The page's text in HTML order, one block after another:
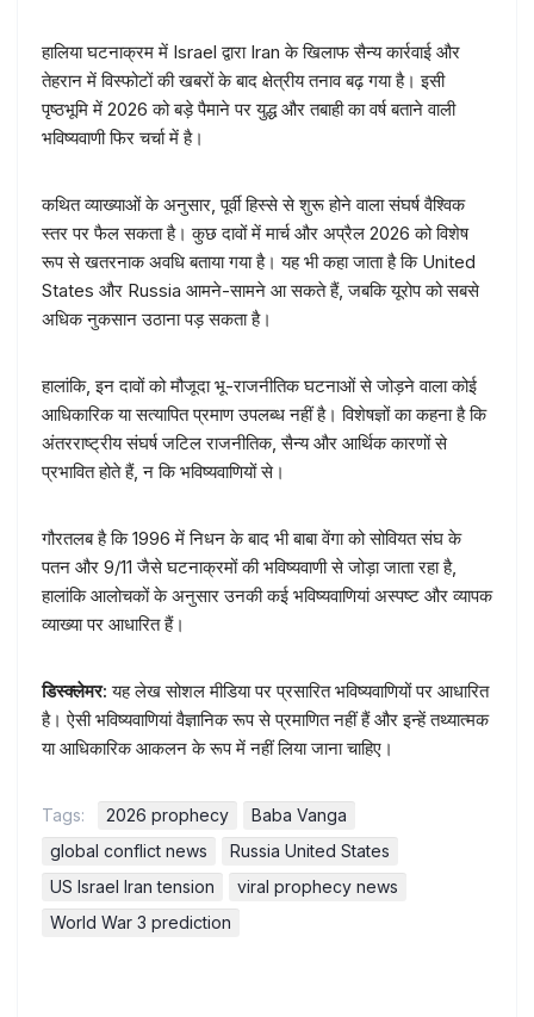
हालिया घटनाक्रम में Israel द्वारा Iran के खिलाफ सैन्य कार्रवाई और
तेहरान में विस्फोटों की खबरों के बाद क्षेत्रीय तनाव बढ़ गया है। इसी
पृष्ठभूमि में 2026 को बड़े पैमाने पर युद्ध और तबाही का वर्ष बताने वाली
भविष्यवाणी फिर चर्चा में है।
कथित व्याख्याओं के अनुसार, पूर्वी हिस्से से शुरू होने वाला संघर्ष वैश्विक
स्तर पर फैल सकता है। कुछ दावों में मार्च और अप्रैल 2026 को विशेष
रूप से खतरनाक अवधि बताया गया है। यह भी कहा जाता है कि United
States और Russia आमने-सामने आ सकते हैं, जबकि यूरोप को सबसे
अधिक नुकसान उठाना पड़ सकता है।
हालांकि, इन दावों को मौजूदा भू-राजनीतिक घटनाओं से जोड़ने वाला कोई
आधिकारिक या सत्यापित प्रमाण उपलब्ध नहीं है। विशेषज्ञों का कहना है कि
अंतरराष्ट्रीय संघर्ष जटिल राजनीतिक, सैन्य और आर्थिक कारणों से
प्रभावित होते हैं, न कि भविष्यवाणियों से।
गौरतलब है कि 1996 में निधन के बाद भी बाबा वेंगा को सोवियत संघ के
पतन और 9/11 जैसे घटनाक्रमों की भविष्यवाणी से जोड़ा जाता रहा है,
हालांकि आलोचकों के अनुसार उनकी कई भविष्यवाणियां अस्पष्ट और व्यापक
व्याख्या पर आधारित हैं।
डिस्क्लेमर: यह लेख सोशल मीडिया पर प्रसारित भविष्यवाणियों पर आधारित
है। ऐसी भविष्यवाणियां वैज्ञानिक रूप से प्रमाणित नहीं हैं और इन्हें तथ्यात्मक
या आधिकारिक आकलन के रूप में नहीं लिया जाना चाहिए।
Tags: 2026 prophecy
Baba Vanga
global conflict news
Russia United States
US Israel Iran tension
viral prophecy news
World War 3 prediction